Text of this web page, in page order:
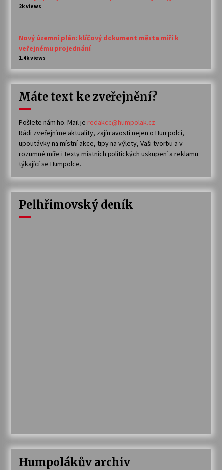
2k views
Nový územní plán: klíčový dokument města míří k
veřejnému projednání
1.4k views
Máte text ke zveřejnění?
Pošlete nám ho. Mail je redakce@humpolak.cz
Rádi zveřejníme aktuality, zajímavosti nejen o Humpolci,
upoutávky na místní akce, tipy na výlety, Vaši tvorbu a v
rozumné míře i texty místních politických uskupení a reklamu
týkající se Humpolce.
Pelhřimovský deník
Humpolákův archiv